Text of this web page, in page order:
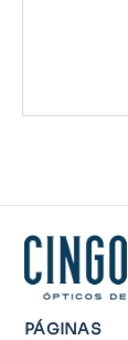
PÁGINAS